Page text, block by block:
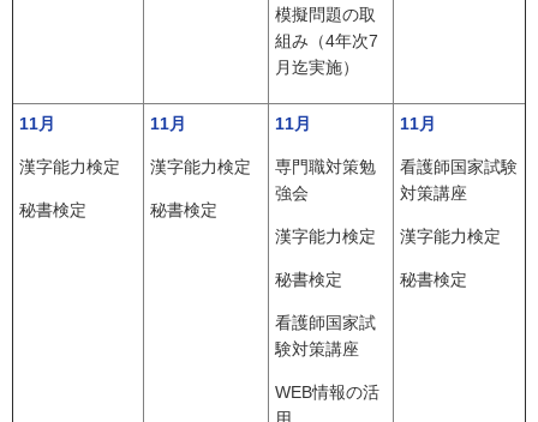
模擬問題の取
組み（4年次7
月迄実施）
11月
漢字能力検定
秘書検定
11月
漢字能力検定
秘書検定
11月
専門職対策勉
強会
漢字能力検定
秘書検定
看護師国家試
験対策講座
WEB情報の活
11月
看護師国家試験
対策講座
漢字能力検定
秘書検定